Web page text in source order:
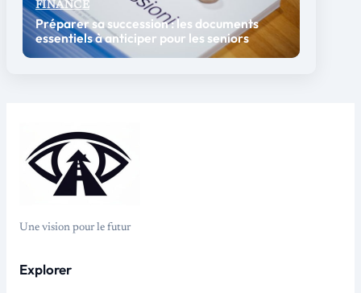
FINANCE
Préparer sa succession : les documents
essentiels à anticiper pour les seniors
Une vision pour le futur
Explorer